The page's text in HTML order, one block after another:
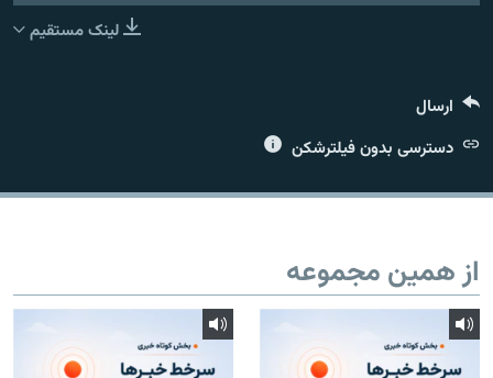
لینک مستقیم
ارسال
دسترسی بدون فیلترشکن
از همین مجموعه